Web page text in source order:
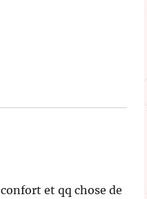
et qq chose de